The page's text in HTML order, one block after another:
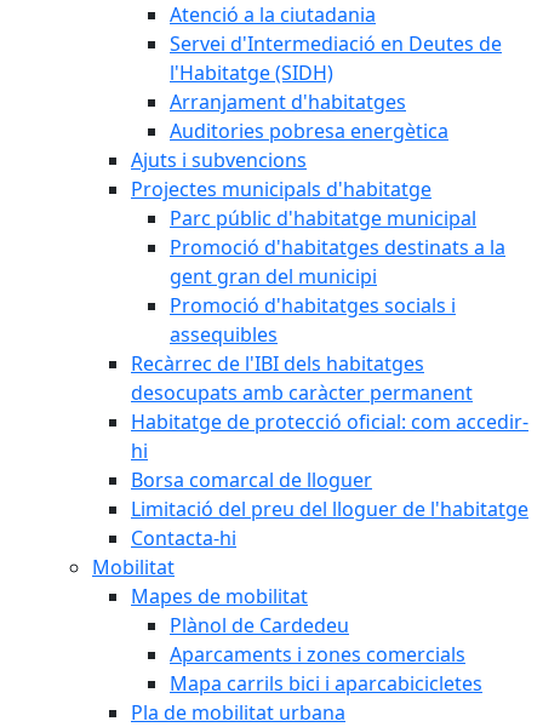
Atenció a la ciutadania
Servei d'Intermediació en Deutes de
l'Habitatge (SIDH)
Arranjament d'habitatges
Auditories pobresa energètica
Ajuts i subvencions
Projectes municipals d'habitatge
Parc públic d'habitatge municipal
Promoció d'habitatges destinats a la
gent gran del municipi
Promoció d'habitatges socials i
assequibles
Recàrrec de l'IBI dels habitatges
desocupats amb caràcter permanent
Habitatge de protecció oficial: com accedir-
hi
Borsa comarcal de lloguer
Limitació del preu del lloguer de l'habitatge
Contacta-hi
Mobilitat
Mapes de mobilitat
Plànol de Cardedeu
Aparcaments i zones comercials
Mapa carrils bici i aparcabicicletes
Pla de mobilitat urbana